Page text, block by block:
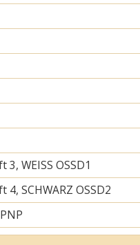
WEISS OSSD1
4, SCHWARZ OSSD2